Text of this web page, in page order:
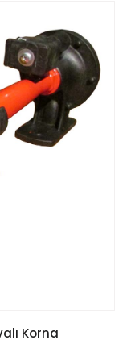
Korna